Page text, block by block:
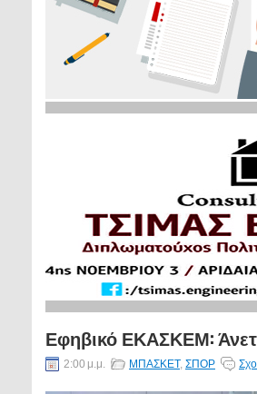
Εφηβικό ΕΚΑΣΚΕΜ:
2:00 μ.μ. ΜΠΑΣΚΕΤ, ΣΠΟΡ